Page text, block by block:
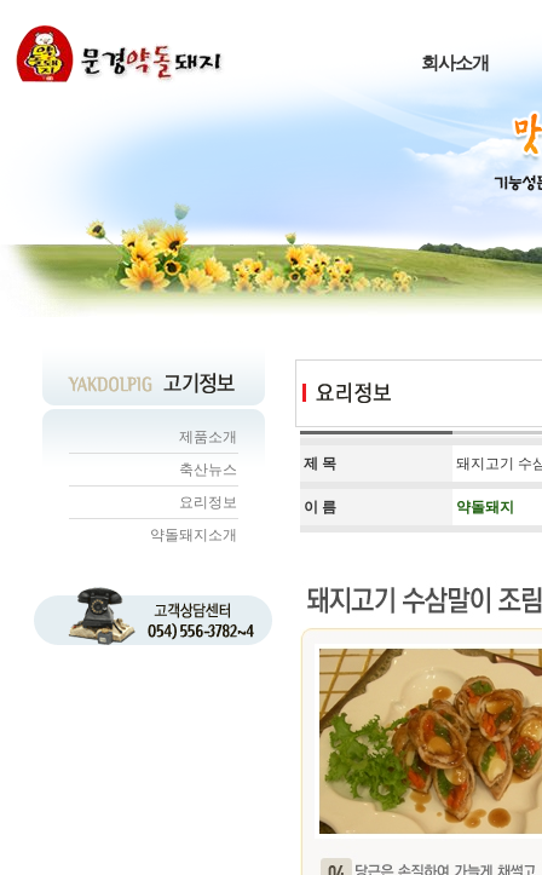
회사소개
제품소개
축산뉴스
요리정보
약돌돼지소개
제 목 돼지고기 수
이 름 약돌돼지